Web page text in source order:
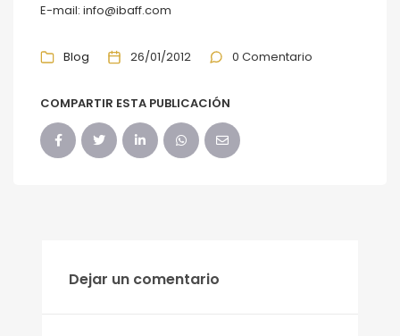
E-mail: info@ibaff.com
Blog 26/01/2012 0 Comentario
COMPARTIR ESTA PUBLICACIÓN
Dejar un comentario